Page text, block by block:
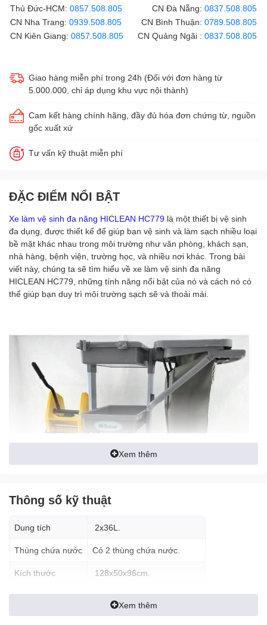
Thủ Đức-HCM: 0857.508.805 CN Đà Nẵng: 0837.508.805
CN Nha Trang: 0939.508.805 CN Bình Thuận: 0789.508.805
CN Kiên Giang: 0857.508.805 CN Quảng Ngãi : 0837.508.805
Giao hàng miễn phí trong 24h (Đối với đơn hàng từ
5.000.000, chỉ áp dụng khu vực nội thành)
Cam kết hàng chính hãng, đầy đủ hóa đơn chứng từ, nguồn
gốc xuất xứ
Tư vấn kỹ thuật miễn phí
ĐẶC ĐIỂM NỔI BẬT
Xe làm vệ sinh đa năng HICLEAN HC779 là một thiết bị vệ sinh
đa dụng, được thiết kế để giúp bạn vệ sinh và làm sạch nhiều loại
bề mặt khác nhau trong môi trường như văn phòng, khách sạn,
nhà hàng, bệnh viện, trường học, và nhiều nơi khác. Trong bài
viết này, chúng ta sẽ tìm hiểu về xe làm vệ sinh đa năng
HICLEAN HC779, những tính năng nổi bật của nó và cách nó có
thể giúp bạn duy trì môi trường sạch sẽ và thoải mái.
Xe làm vệ sinh đa năng
HICLEAN HC779 là một thiết bị vệ sinh đa dụng với nhiều chức
Xem thêm
Thông số kỹ thuật
Dung tích 2x36L.
Thùng chứa nước Có 2 thùng chứa nước.
Kích thước 128x50x96cm.
Xem thêm